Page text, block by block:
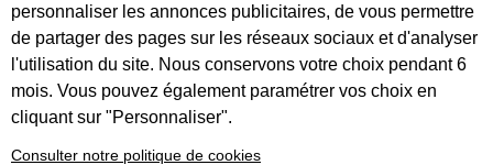
Nos formations
compétences métier
Renforcez vos compétences,
L’Afpa vous propose d’acquérir
personnaliser les annonces publicitaires, de vous permettre
de partager des pages sur les réseaux sociaux et d'analyser
l'utilisation du site. Nous conservons votre choix pendant 6
mois. Vous pouvez également paramétrer vos choix en
cliquant sur "Personnaliser".
Consulter notre politique de cookies